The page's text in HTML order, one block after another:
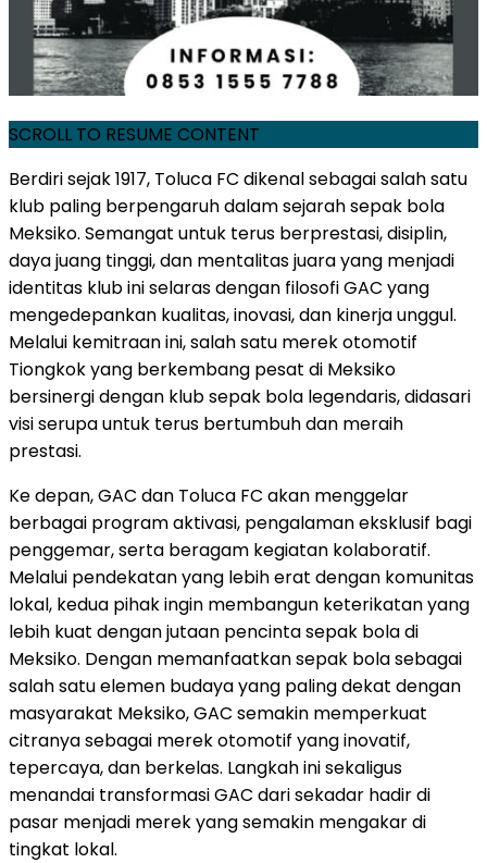
SCROLL TO RESUME CONTENT
Berdiri sejak 1917, Toluca FC dikenal sebagai salah satu
klub paling berpengaruh dalam sejarah sepak bola
Meksiko. Semangat untuk terus berprestasi, disiplin,
daya juang tinggi, dan mentalitas juara yang menjadi
identitas klub ini selaras dengan filosofi GAC yang
mengedepankan kualitas, inovasi, dan kinerja unggul.
Melalui kemitraan ini, salah satu merek otomotif
Tiongkok yang berkembang pesat di Meksiko
bersinergi dengan klub sepak bola legendaris, didasari
visi serupa untuk terus bertumbuh dan meraih
prestasi.
Ke depan, GAC dan Toluca FC akan menggelar
berbagai program aktivasi, pengalaman eksklusif bagi
penggemar, serta beragam kegiatan kolaboratif.
Melalui pendekatan yang lebih erat dengan komunitas
lokal, kedua pihak ingin membangun keterikatan yang
lebih kuat dengan jutaan pencinta sepak bola di
Meksiko. Dengan memanfaatkan sepak bola sebagai
salah satu elemen budaya yang paling dekat dengan
masyarakat Meksiko, GAC semakin memperkuat
citranya sebagai merek otomotif yang inovatif,
tepercaya, dan berkelas. Langkah ini sekaligus
menandai transformasi GAC dari sekadar hadir di
pasar menjadi merek yang semakin mengakar di
tingkat lokal.